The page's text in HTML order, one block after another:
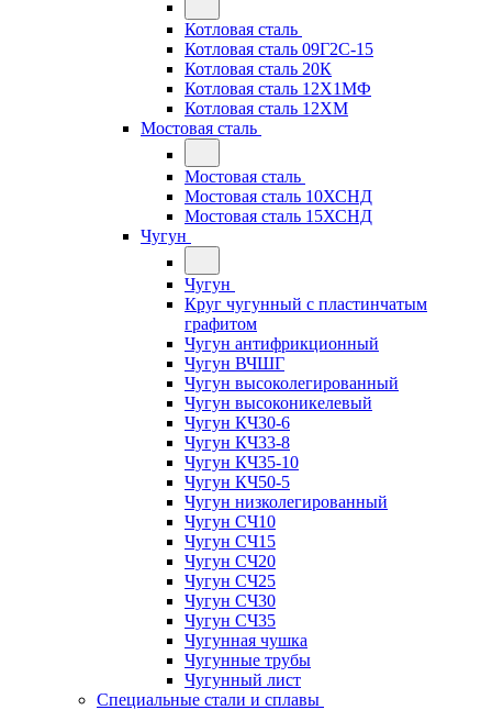
Котловая сталь
Котловая сталь 09Г2С-15
Котловая сталь 20К
Котловая сталь 12Х1МФ
Котловая сталь 12ХМ
Мостовая сталь
Мостовая сталь
Мостовая сталь 10ХСНД
Мостовая сталь 15ХСНД
Чугун
Чугун
Круг чугунный с пластинчатым
графитом
Чугун антифрикционный
Чугун ВЧШГ
Чугун высоколегированный
Чугун высоконикелевый
Чугун КЧ30-6
Чугун КЧ33-8
Чугун КЧ35-10
Чугун КЧ50-5
Чугун низколегированный
Чугун СЧ10
Чугун СЧ15
Чугун СЧ20
Чугун СЧ25
Чугун СЧ30
Чугун СЧ35
Чугунная чушка
Чугунные трубы
Чугунный лист
Специальные стали и сплавы